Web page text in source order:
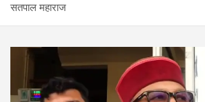
सतपाल महाराज